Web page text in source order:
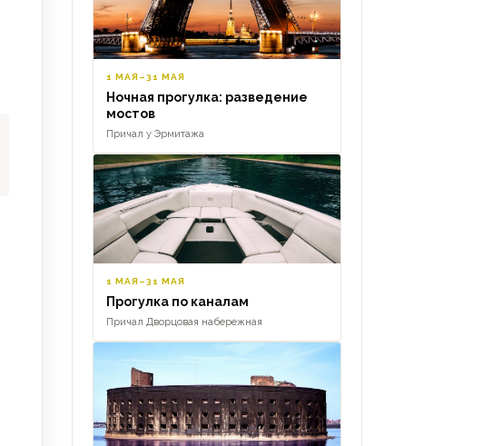
1 МАЯ–31 МАЯ
Ночная прогулка: разведение
мостов
Причал у Эрмитажа
1 МАЯ–31 МАЯ
Прогулка по каналам
Причал Дворцовая набережная